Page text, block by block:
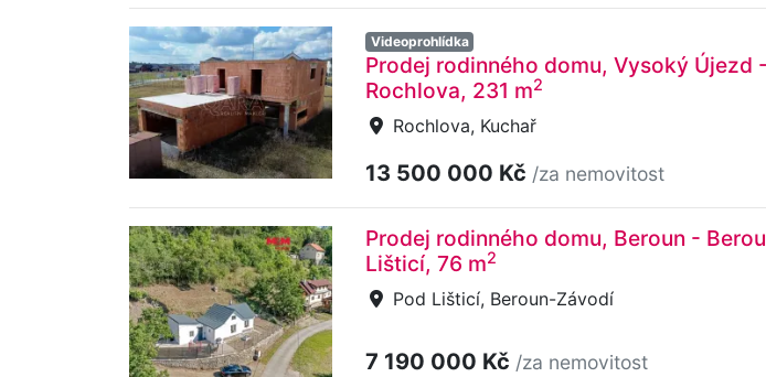
Videoprohlídka
Prodej rodinného domu, Vysoký Újezd
Rochlova, 231 m2
Rochlova, Kuchař
13 500 000 Kč /za nemovitost
Prodej rodinného domu, Beroun -
Lišticí, 76 m2
Pod Lišticí, Beroun-Závodí
7 190 000 Kč /za nemovitost